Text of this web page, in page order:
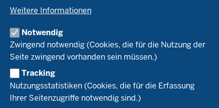
Weitere Informationen
Notwendig
Zwingend notwendig (Cookies, die für die Nutzung der
Seite zwingend vorhanden sein müssen.)
Tracking
Nutzungsstatistiken (Cookies, die für die Erfassung
Ihrer Seitenzugriffe notwendig sind.)
Umstellung
Recht
Bioland
Naturland
Leitbetriebe Ökologischer Landbau
Versuchsbetriebe
WRRL-Modellbetriebe
Kontakte Versuchswesen
Aktuelles
Arbeitsschwerpunkte
Material & Kontakt
Ökoschule in Kleve
Ausbildungsbetriebe
Berufsausbildung
Forschung
Projekte Ökoteam
Forschungsergebnisse
Service
Kontakt